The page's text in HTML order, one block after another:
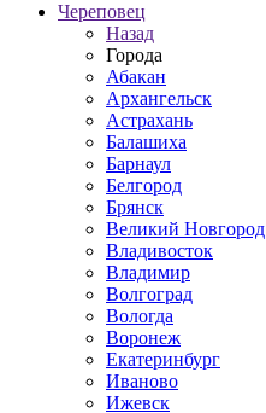
Череповец
Назад
Города
Абакан
Архангельск
Астрахань
Балашиха
Барнаул
Белгород
Брянск
Великий Новгород
Владивосток
Владимир
Волгоград
Вологда
Воронеж
Екатеринбург
Иваново
Ижевск